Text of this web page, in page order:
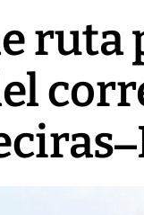
ruta